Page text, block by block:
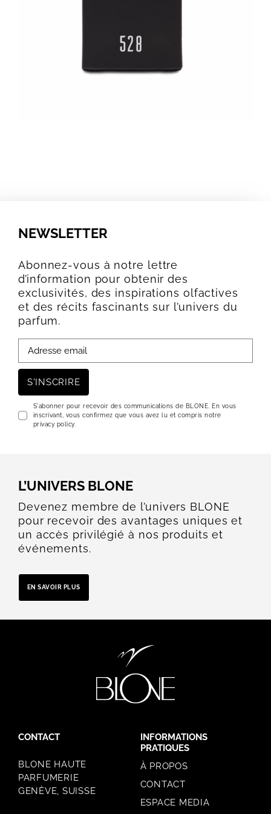
NEWSLETTER
Abonnez-vous à notre lettre
d’information pour obtenir des
exclusivités, des inspirations olfactives
et des récits fascinants sur l’univers du
parfum.
S'INSCRIRE
S'abonner pour recevoir des communications de BLONE. En vous
inscrivant, vous confirmez que vous avez lu et compris notre
privacy policy.
L’UNIVERS BLONE
Devenez membre de l’univers BLONE
pour recevoir des avantages uniques et
un accès privilégié à nos produits et
événements.
EN SAVOIR PLUS
CONTACT
BLONE HAUTE
PARFUMERIE
GENÈVE, SUISSE
INFORMATIONS
PRATIQUES
À PROPOS
CONTACT
ESPACE MEDIA